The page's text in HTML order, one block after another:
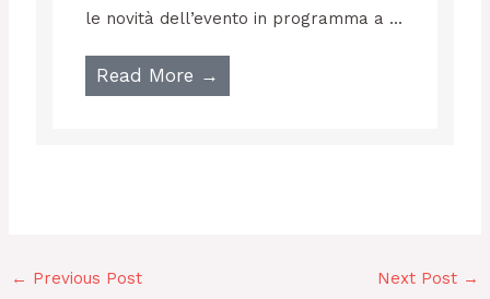
le novità dell’evento in programma a ...
Read More →
← Previous Post Next Post →